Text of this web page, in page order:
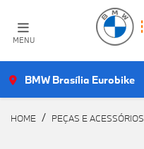
MENU
BMW Brasília Eurobike
HOME PEÇAS E ACESSÓRIOS